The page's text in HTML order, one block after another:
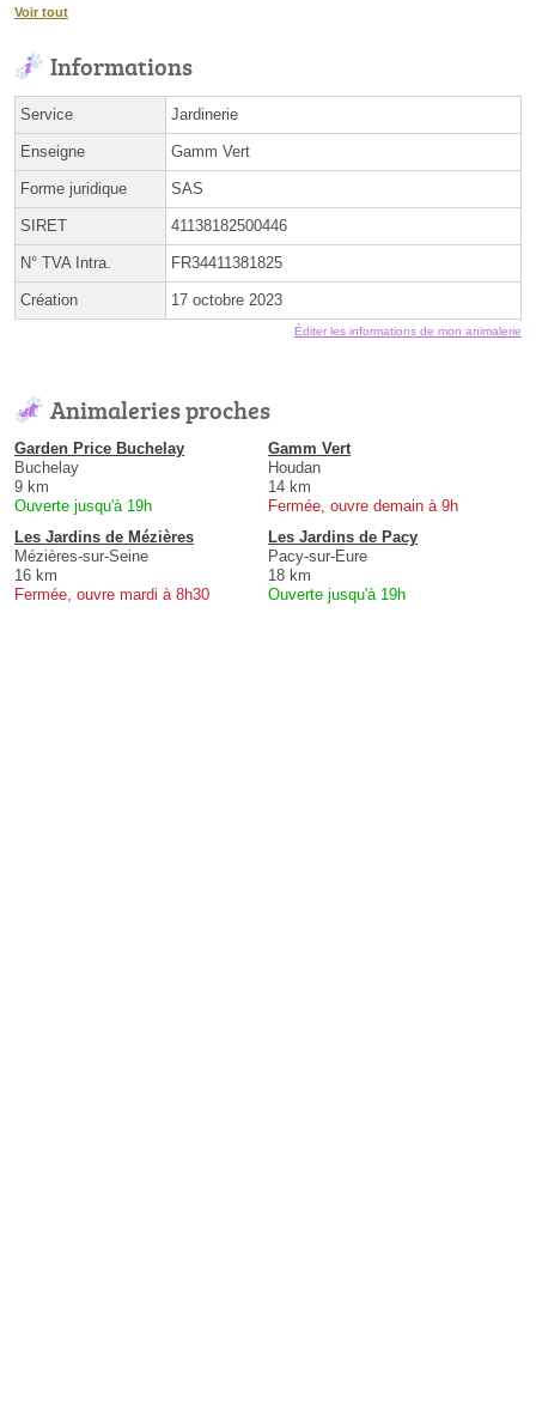
Voir tout
Informations
Service Jardinerie
Enseigne Gamm Vert
Forme juridique SAS
SIRET 41138182500446
N° TVA Intra. FR34411381825
Création 17 octobre 2023
Éditer les informations de mon animalerie
Animaleries proches
Garden Price Buchelay
Buchelay
9 km
Ouverte jusqu'à 19h
Gamm Vert
Houdan
14 km
Fermée, ouvre demain à 9h
Les Jardins de Mézières
Mézières-sur-Seine
16 km
Fermée, ouvre mardi à 8h30
Les Jardins de Pacy
Pacy-sur-Eure
18 km
Ouverte jusqu'à 19h